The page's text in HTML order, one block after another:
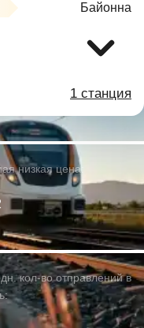
Байонна
1 станция
низкая цена:
кол-во отправлений в